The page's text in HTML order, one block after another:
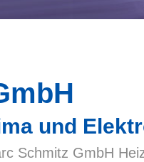
und
Schmitz GmbH